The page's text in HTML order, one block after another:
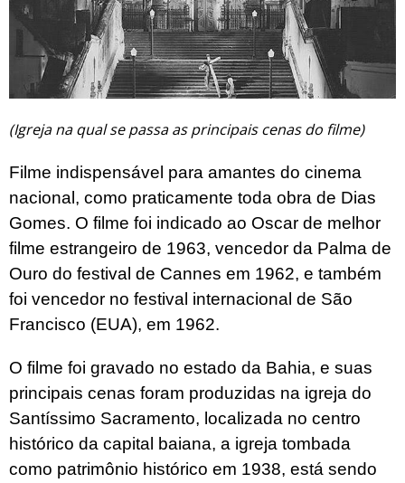
(Igreja na qual se passa as principais cenas do filme)
Filme indispensável para amantes do cinema
nacional, como praticamente toda obra de Dias
Gomes. O filme foi indicado ao Oscar de melhor
filme estrangeiro de 1963, vencedor da Palma de
Ouro do festival de Cannes em 1962, e também
foi vencedor no festival internacional de São
Francisco (EUA), em 1962.
O filme foi gravado no estado da Bahia, e suas
principais cenas foram produzidas na igreja do
Santíssimo Sacramento, localizada no centro
histórico da capital baiana, a igreja tombada
como patrimônio histórico em 1938, está sendo